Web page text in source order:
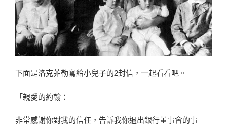
下面是洛克菲勒寫給小兒子的2封信，一起看看吧。
「親愛的約翰：
非常感謝你對我的信任，告訴我你退出銀行董事會的事